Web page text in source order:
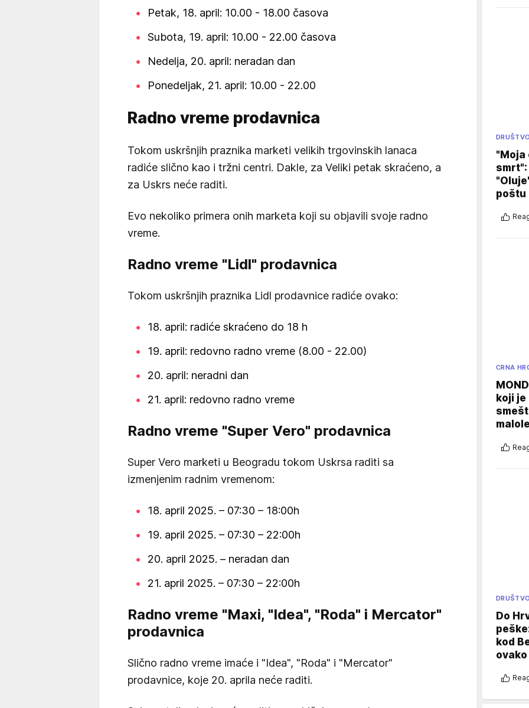
Petak, 18. april: 10.00 - 18.00 časova
Subota, 19. april: 10.00 - 22.00 časova
Nedelja, 20. april: neradan dan
Ponedeljak, 21. april: 10.00 - 22.00
Radno vreme prodavnica
Tokom uskršnjih praznika marketi velikih trgovinskih lanaca
radiće slično kao i tržni centri. Dakle, za Veliki petak skraćeno, a
za Uskrs neće raditi.
Evo nekoliko primera onih marketa koji su objavili svoje radno
vreme.
Radno vreme "Lidl" prodavnica
Tokom uskršnjih praznika Lidl prodavnice radiće ovako:
18. april: radiće skraćeno do 18 h
19. april: redovno radno vreme (8.00 - 22.00)
20. april: neradni dan
21. april: redovno radno vreme
Radno vreme "Super Vero" prodavnica
Super Vero marketi u Beogradu tokom Uskrsa raditi sa
izmenjenim radnim vremenom:
18. april 2025. – 07:30 – 18:00h
19. april 2025. – 07:30 – 22:00h
20. april 2025. – neradan dan
21. april 2025. – 07:30 – 22:00h
Radno vreme "Maxi, "Idea", "Roda" i Mercator"
prodavnica
Slično radno vreme imaće i "Idea", "Roda" i "Mercator"
prodavnice, koje 20. aprila neće raditi.
DRUŠTVO
"Moja
poštu
CRNA
koji
DRUŠTVO
Do
kod